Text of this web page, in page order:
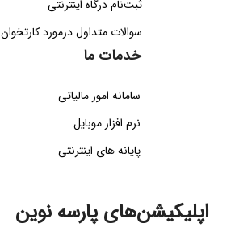
ثبت‌نام درگاه اینترنتی
سوالات متداول درمورد کارتخوان
خدمات ما
سامانه امور مالیاتی
نرم افزار موبایل
پایانه های اینترنتی
اپلیکیشن‌های پارسه نوین